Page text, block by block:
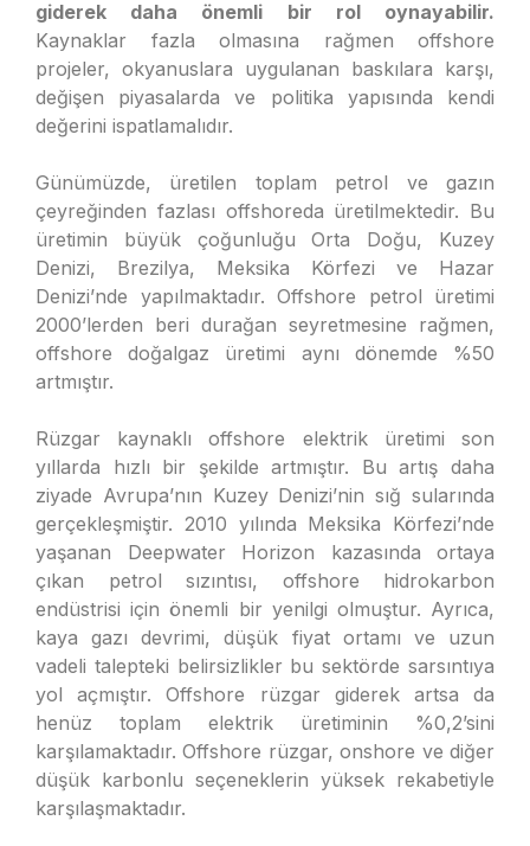
giderek daha önemli bir rol oynayabilir.
Kaynaklar fazla olmasına rağmen offshore
projeler, okyanuslara uygulanan baskılara karşı,
değişen piyasalarda ve politika yapısında kendi
değerini ispatlamalıdır.
Günümüzde, üretilen toplam petrol ve gazın
çeyreğinden fazlası offshoreda üretilmektedir. Bu
üretimin büyük çoğunluğu Orta Doğu, Kuzey
Denizi, Brezilya, Meksika Körfezi ve Hazar
Denizi’nde yapılmaktadır. Offshore petrol üretimi
2000’lerden beri durağan seyretmesine rağmen,
offshore doğalgaz üretimi aynı dönemde %50
artmıştır.
Rüzgar kaynaklı offshore elektrik üretimi son
yıllarda hızlı bir şekilde artmıştır. Bu artış daha
ziyade Avrupa’nın Kuzey Denizi’nin sığ sularında
gerçekleşmiştir. 2010 yılında Meksika Körfezi’nde
yaşanan Deepwater Horizon kazasında ortaya
çıkan petrol sızıntısı, offshore hidrokarbon
endüstrisi için önemli bir yenilgi olmuştur. Ayrıca,
kaya gazı devrimi, düşük fiyat ortamı ve uzun
vadeli talepteki belirsizlikler bu sektörde sarsıntıya
yol açmıştır. Offshore rüzgar giderek artsa da
henüz toplam elektrik üretiminin %0,2’sini
karşılamaktadır. Offshore rüzgar, onshore ve diğer
düşük karbonlu seçeneklerin yüksek rekabetiyle
karşılaşmaktadır.